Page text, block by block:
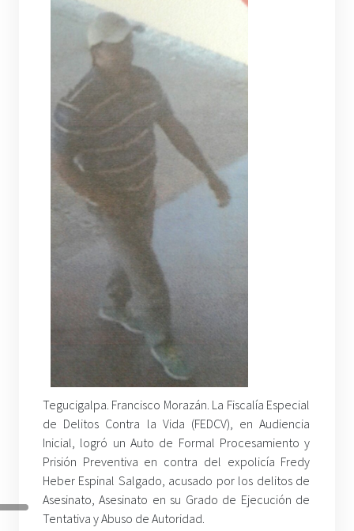
Tegucigalpa. Francisco Morazán. La Fiscalía Especial
de Delitos Contra la Vida (FEDCV), en Audiencia
Inicial, logró un Auto de Formal Procesamiento y
Prisión Preventiva en contra del expolicía Fredy
Heber Espinal Salgado, acusado por los delitos de
Asesinato, Asesinato en su Grado de Ejecución de
Tentativa y Abuso de Autoridad.